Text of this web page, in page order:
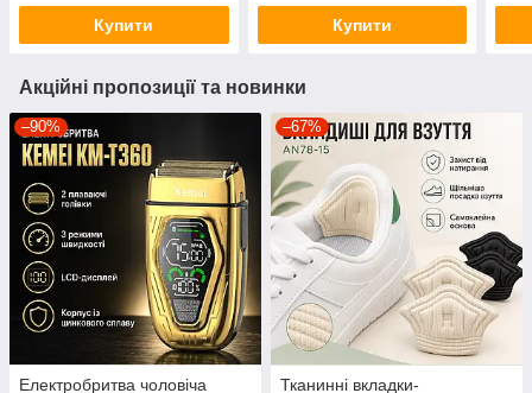
Купити Купити
Акційні пропозиції та новинки
–90%
Електробритва чоловіча
–67%
Тканинні вкладки-